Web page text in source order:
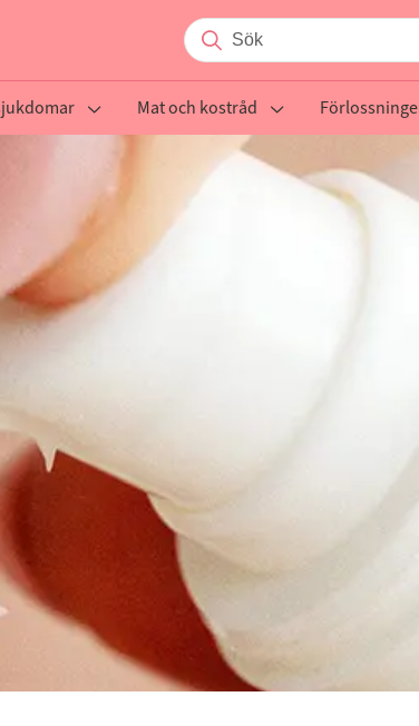
Mat och kostråd